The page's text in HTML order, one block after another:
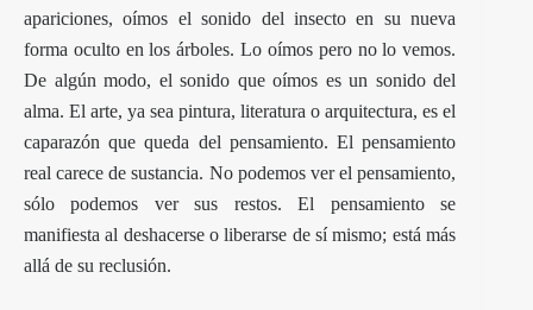
apariciones, oímos el sonido del insecto en su nueva
forma oculto en los árboles. Lo oímos pero no lo vemos.
De algún modo, el sonido que oímos es un sonido del
alma. El arte, ya sea pintura, literatura o arquitectura, es el
caparazón que queda del pensamiento. El pensamiento
real carece de sustancia. No podemos ver el pensamiento,
sólo podemos ver sus restos. El pensamiento se
manifiesta al deshacerse o liberarse de sí mismo; está más
allá de su reclusión.